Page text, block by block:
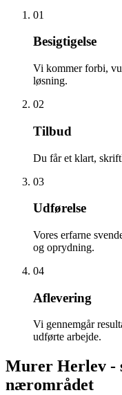
01
Besigtigelse
Vi kommer forbi,
løsning.
02
Tilbud
Du får et klart,
03
Udførelse
Vores erfarne
og oprydning.
04
Aflevering
Vi gennemgår
udførte arbejde.
Murer Herlev -
nærområdet